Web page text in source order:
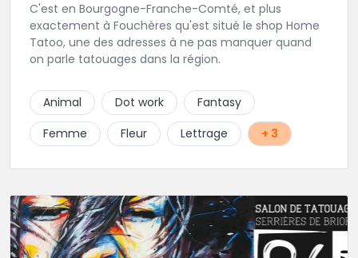
C'est en Bourgogne-Franche-Comté, et plus
exactement à Fouchères qu'est situé le shop Home
Tatoo, une des adresses à ne pas manquer quand
on parle tatouages dans la région.
Animal Dot work
Fantasy
Femme
Fleur Lettrage + 3